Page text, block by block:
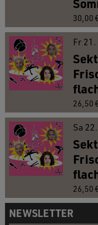
30,00
Fr 21.
26,50
Sa 22.
26,50
NEWSLETTER